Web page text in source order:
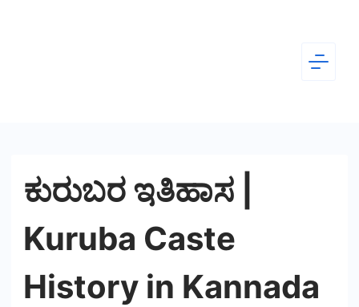
Kannada
ಕುರುಬರ ಇತಿಹಾಸ |
Kuruba Caste
History in Kannada